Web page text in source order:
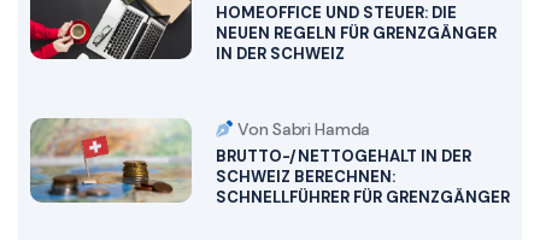
HOMEOFFICE UND STEUER: DIE
NEUEN REGELN FÜR GRENZGÄNGER
IN DER SCHWEIZ
Von Sabri Hamda
BRUTTO-/NETTOGEHALT IN DER
SCHWEIZ BERECHNEN:
SCHNELLFÜHRER FÜR GRENZGÄNGER